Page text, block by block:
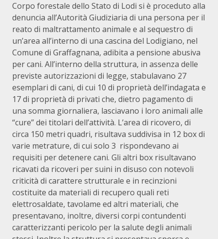
Corpo forestale dello Stato di Lodi si è proceduto alla
denuncia all’Autorità Giudiziaria di una persona per il
reato di maltrattamento animale e al sequestro di
un’area all’interno di una cascina del Lodigiano, nel
Comune di Graffagnana, adibita a pensione abusiva
per cani. All’interno della struttura, in assenza delle
previste autorizzazioni di legge, stabulavano 27
esemplari di cani, di cui 10 di proprietà dell’indagata e
17 di proprietà di privati che, dietro pagamento di
una somma giornaliera, lasciavano i loro animali alle
“cure” dei titolari dell’attività. L’area di ricovero, di
circa 150 metri quadri, risultava suddivisa in 12 box di
varie metrature, di cui solo 3 rispondevano ai
requisiti per detenere cani. Gli altri box risultavano
ricavati da ricoveri per suini in disuso con notevoli
criticità di carattere strutturale e in recinzioni
costituite da materiali di recupero quali reti
elettrosaldate, tavolame ed altri materiali, che
presentavano, inoltre, diversi corpi contundenti
caratterizzanti pericolo per la salute degli animali